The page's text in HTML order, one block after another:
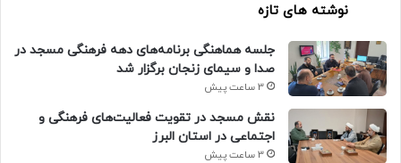
نوشته های تازه
جلسه هماهنگی برنامه‌های دهه فرهنگی مسجد در
صدا و سیمای زنجان برگزار شد
3 ساعت پیش
نقش مسجد در تقویت فعالیت‌های فرهنگی و
اجتماعی در استان البرز
3 ساعت پیش